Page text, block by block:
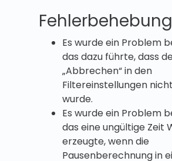
Fehlerbehebung
Es wurde ein Problem
das dazu führte, dass
„Abbrechen“ in den
Filtereinstellungen
wurde.
Es wurde ein Problem
das eine ungültige Zeit
erzeugte, wenn die
Pausenberechnung in